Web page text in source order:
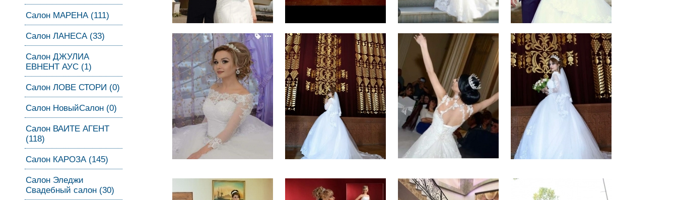
Салон МАРЕНА (111)
Салон ЛАНЕСА (33)
Салон ДЖУЛИА
ЕВНЕНТ АУС (1)
Салон ЛОВЕ СТОРИ (0)
Салон НовыйСалон (0)
Салон ВАИТЕ АГЕНТ
(118)
Салон КАРОЗА (145)
Салон Эледжи
Свадебный салон (30)